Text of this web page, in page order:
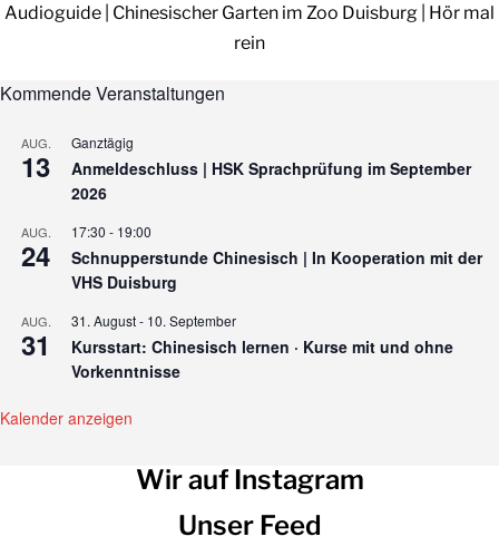
Audioguide | Chinesischer Garten im Zoo Duisburg | Hör mal
rein
Kommende Veranstaltungen
AUG.
13
Ganztägig
Anmeldeschluss | HSK Sprachprüfung im September
2026
AUG.
24
17:30 - 19:00
Schnupperstunde Chinesisch | In Kooperation mit der
VHS Duisburg
AUG.
31
31. August- 10. September
Kursstart: Chinesisch lernen · Kurse mit und ohne
Vorkenntnisse
Kalender anzeigen
Wir auf Instagram
Unser Feed